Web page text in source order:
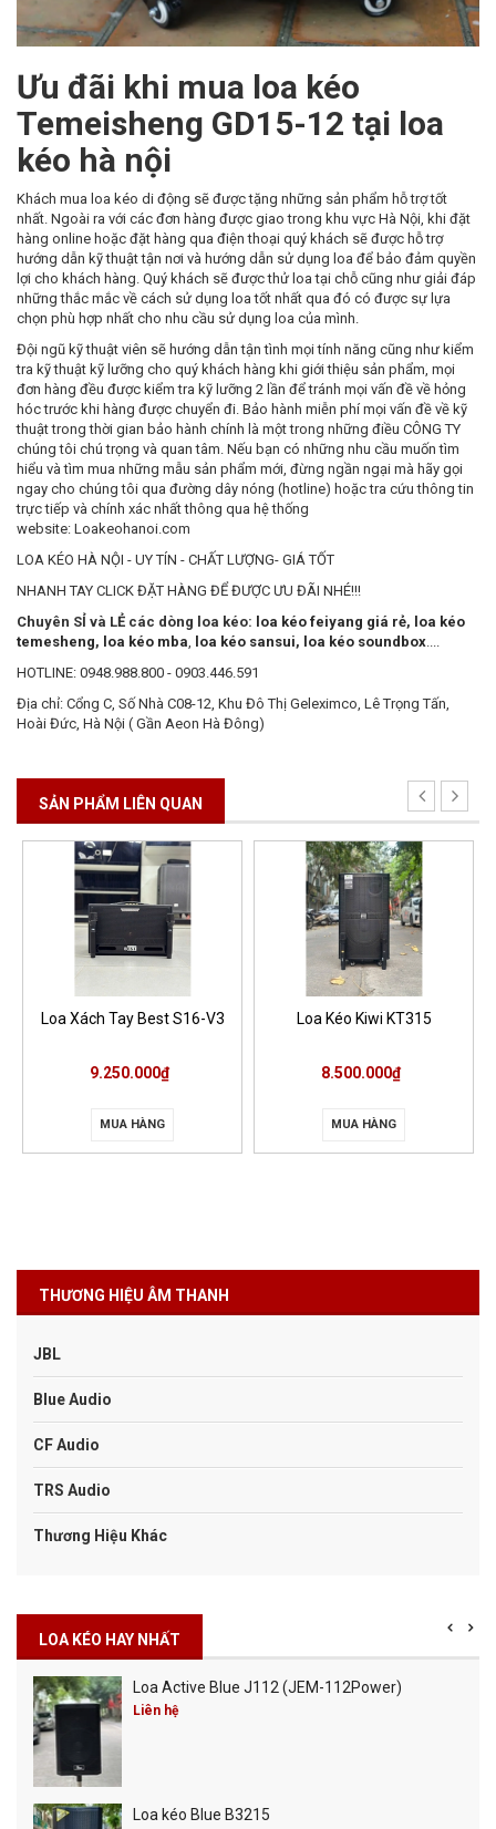
Ưu đãi khi mua loa kéo
Temeisheng GD15-12 tại loa
kéo hà nội
Khách mua loa kéo di động sẽ được tặng những sản phẩm hỗ trợ tốt
nhất. Ngoài ra với các đơn hàng được giao trong khu vực Hà Nội, khi đặt
hàng online hoặc đặt hàng qua điện thoại quý khách sẽ được hỗ trợ
hướng dẫn kỹ thuật tận nơi và hướng dẫn sử dụng loa để bảo đảm quyền
lợi cho khách hàng. Quý khách sẽ được thử loa tại chỗ cũng như giải đáp
những thắc mắc về cách sử dụng loa tốt nhất qua đó có được sự lựa
chọn phù hợp nhất cho nhu cầu sử dụng loa của mình.
Đội ngũ kỹ thuật viên sẽ hướng dẫn tận tình mọi tính năng cũng như kiểm
tra kỹ thuật kỹ lưỡng cho quý khách hàng khi giới thiệu sản phẩm, mọi
đơn hàng đều được kiểm tra kỹ lưỡng 2 lần để tránh mọi vấn đề về hỏng
hóc trước khi hàng được chuyển đi. Bảo hành miễn phí mọi vấn đề về kỹ
thuật trong thời gian bảo hành chính là một trong những điều CÔNG TY
chúng tôi chú trọng và quan tâm. Nếu bạn có những nhu cầu muốn tìm
hiểu và tìm mua những mẫu sản phẩm mới, đừng ngần ngại mà hãy gọi
ngay cho chúng tôi qua đường dây nóng (hotline) hoặc tra cứu thông tin
trực tiếp và chính xác nhất thông qua hệ thống
website: Loakeohanoi.com
LOA KÉO HÀ NỘI - UY TÍN - CHẤT LƯỢNG- GIÁ TỐT
NHANH TAY CLICK ĐẶT HÀNG ĐỂ ĐƯỢC ƯU ĐÃI NHÉ!!!
Chuyên SỈ và LẺ các dòng loa kéo: loa kéo feiyang giá rẻ, loa kéo
temesheng, loa kéo mba, loa kéo sansui, loa kéo soundbox....
HOTLINE: 0948.988.800 - 0903.446.591
Địa chỉ: Cổng C, Số Nhà C08-12, Khu Đô Thị Geleximco, Lê Trọng Tấn,
Hoài Đức, Hà Nội ( Gần Aeon Hà Đông)
SẢN PHẨM LIÊN QUAN
Loa Xách Tay Best S16-V3
9.250.000₫
MUA HÀNG
Loa Kéo Kiwi KT315
8.500.000₫
MUA HÀNG
THƯƠNG HIỆU ÂM THANH
JBL
Blue Audio
CF Audio
TRS Audio
Thương Hiệu Khác
LOA KÉO HAY NHẤT
Loa Active Blue J112 (JEM-112Power)
Liên hệ
Loa kéo Blue B3215